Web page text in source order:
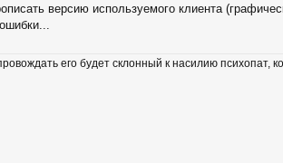
версию используемого клиента
его будет склонный к насилию